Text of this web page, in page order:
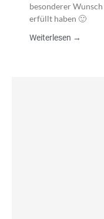
besonderer
erfüllt haben 🙂
Weiterlesen →